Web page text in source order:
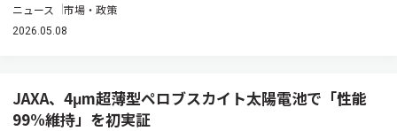
ニュース 市場・政策
2026.05.08
JAXA、4μm超薄型ペロブスカイト太陽電池で「性能
99%維持」を初実証